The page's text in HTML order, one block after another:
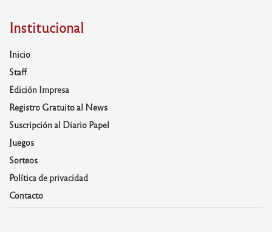
Institucional
Inicio
Staff
Edición Impresa
Registro Gratuito al News
Suscripción al Diario Papel
Juegos
Sorteos
Política de privacidad
Contacto